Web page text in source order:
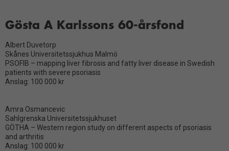
Gösta A Karlssons 60-årsfond
Albert Duvetorp
Skånes Universitetssjukhus Malmö
PSOFIB – mapping liver fibrosis and fatty liver disease in Swedish
patients with severe psoriasis
Anslag: 100 000 kr
Amra Osmancevic
Sahlgrenska Universitetssjukhuset
GÖTHA – Western region study on different aspects of psoriasis
and arthritis
Anslag: 100 000 kr